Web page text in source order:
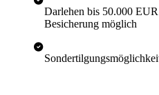
Darlehen bis 50.000
Besicherung möglich